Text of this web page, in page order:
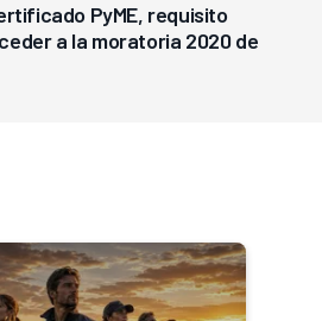
PyME, requisito
a la moratoria 2020 de